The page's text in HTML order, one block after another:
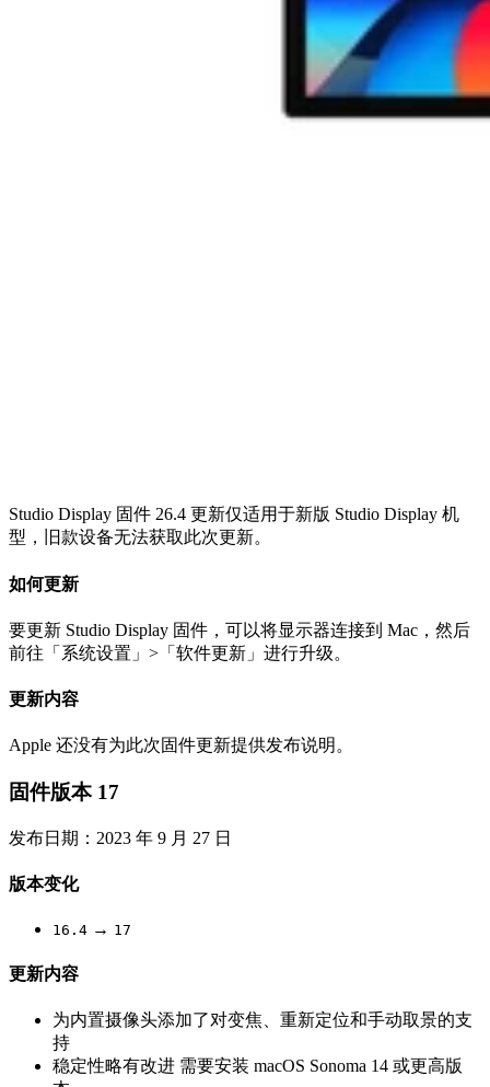
Studio Display 固件 26.4 更新仅适用于新版 Studio Display 机
型，旧款设备无法获取此次更新。
如何更新
要更新 Studio Display 固件，可以将显示器连接到 Mac，然后
前往「系统设置」>「软件更新」进行升级。
更新内容
Apple 还没有为此次固件更新提供发布说明。
固件版本 17
发布日期：2023 年 9 月 27 日
版本变化
16.4 → 17
更新内容
为内置摄像头添加了对变焦、重新定位和手动取景的支
持
稳定性略有改进 需要安装 macOS Sonoma 14 或更高版